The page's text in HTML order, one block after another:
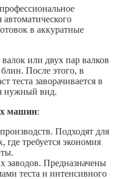
в аккуратные
или двух пар валков
блин. После этого, в
теста заворачивается в
нужный вид.
машин:
Подходят для
требуется экономия
заводов. Предназначены
теста и интенсивного